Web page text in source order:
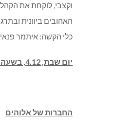
וקצבי, לוקחת את הקהל
האהובים ביוונית
כלי הקשה: איתמר
יום שבת, 4.12, בשעה 20:30, אולם עינן- עזריאלי. מחיר: 119-159 ₪.
החברות של אלוהים